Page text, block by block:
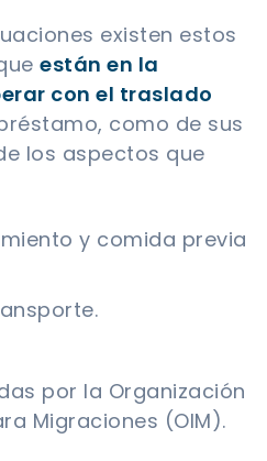
existen estos
están en la
con el traslado
como de sus
los aspectos que
y comida previa
por la Organización
Migraciones (OIM).